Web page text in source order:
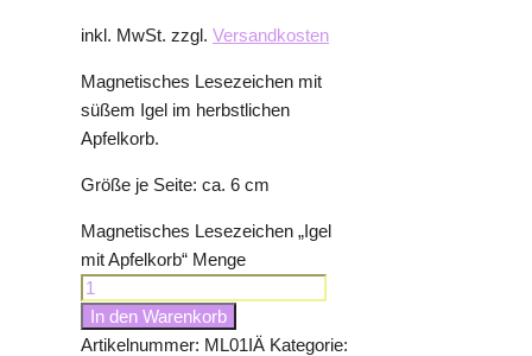
inkl. MwSt. zzgl. Versandkosten
Magnetisches Lesezeichen mit
süßem Igel im herbstlichen
Apfelkorb.
Größe je Seite: ca. 6 cm
Magnetisches Lesezeichen „Igel
mit Apfelkorb“ Menge
In den Warenkorb
Artikelnummer: ML01IÄ Kategorie: